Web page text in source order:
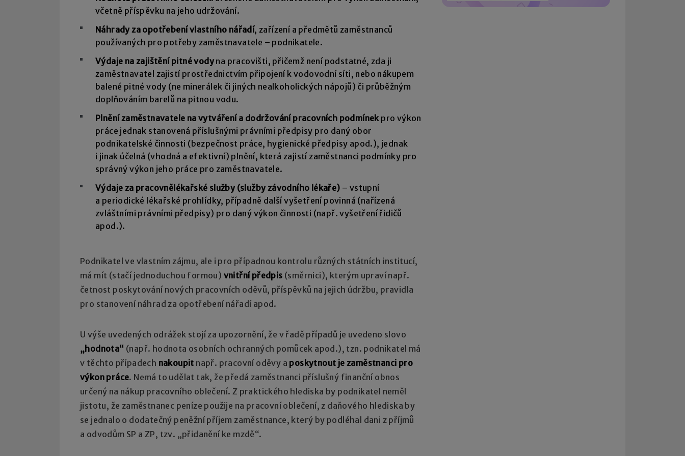
včetně příspěvku na jeho udržování.
Náhrady za opotřebení vlastního nářadí, zařízení a předmětů zaměstnanců
používaných pro potřeby zaměstnavatele – podnikatele.
Výdaje na zajištění pitné vodyna pracovišti, přičemž není podstatné, zda ji
zaměstnavatel zajistí prostřednictvím připojení k vodovodní síti, nebo nákupem
balené pitné vody (ne minerálek či jiných nealkoholických nápojů) či průběžným
doplňováním barelů na pitnou vodu.
Plnění zaměstnavatele na vytváření a dodržování pracovních podmínekpro výkon
práce jednak stanovená příslušnými právními předpisy pro daný obor
podnikatelské činnosti (bezpečnost práce, hygienické předpisy apod.), jednak
i jinak účelná (vhodná a efektivní) plnění, která zajistí zaměstnanci podmínky pro
správný výkon jeho práce pro zaměstnavatele.
Výdaje za pracovnělékařské služby (služby závodního lékaře) – vstupní
a periodické lékařské prohlídky, případně další vyšetření povinná (nařízená
zvláštními právními předpisy) pro daný výkon činnosti (např. vyšetření řidičů
apod.).
Podnikatel ve vlastním zájmu, ale i pro případnou kontrolu různých státních institucí,
má mít (stačí jednoduchou formou) vnitřní předpis (směrnici), kterým upraví např.
četnost poskytování nových pracovních oděvů, příspěvků na jejich údržbu, pravidla
pro stanovení náhrad za opotřebení nářadí apod.
U výše uvedených odrážek stojí za upozornění, že v řadě případů je uvedeno slovo
„hodnota“ (např. hodnota osobních ochranných pomůcek apod.), tzn. podnikatel má
v těchto případech nakoupit např. pracovní oděvy a poskytnout je zaměstnanci pro
výkon práce. Nemá to udělat tak, že předá zaměstnanci příslušný finanční obnos
určený na nákup pracovního oblečení. Z praktického hlediska by podnikatel neměl
jistotu, že zaměstnanec peníze použije na pracovní oblečení, z daňového hlediska by
se jednalo o dodatečný peněžní příjem zaměstnance, který by podléhal dani z příjmů
a odvodům SP a ZP, tzv. „přidanění ke mzdě“.